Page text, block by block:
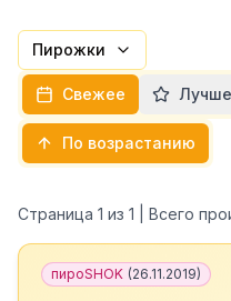
Пирожки
Свежее
По возрастанию
Страница 1 из 1 | Всего
пироSHOK (26.11.2019)